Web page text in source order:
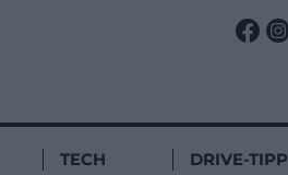
TECH DRIVE-TIPP